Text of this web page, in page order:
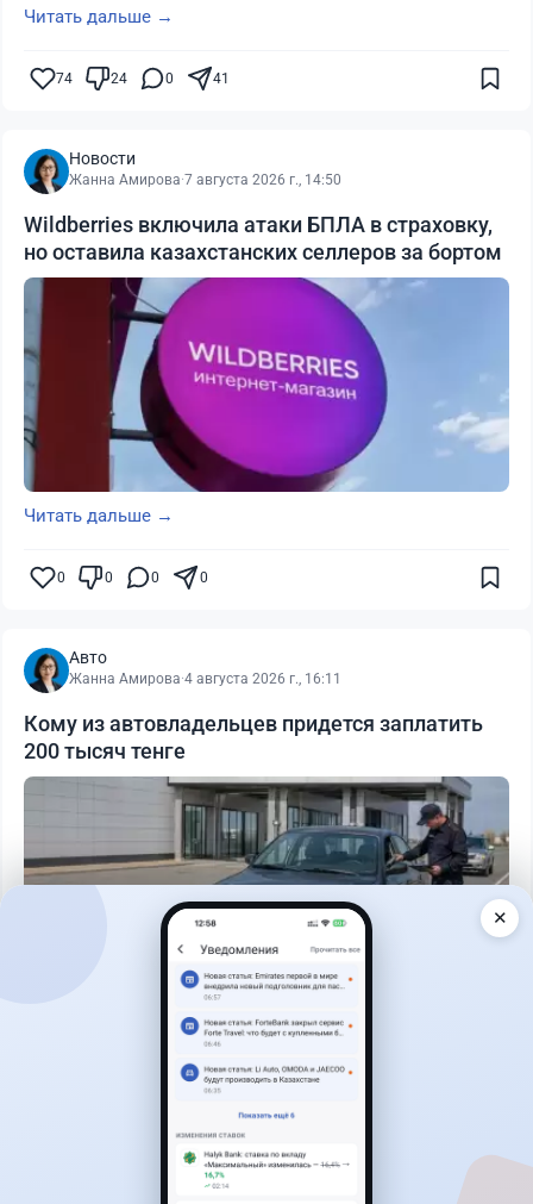
Читать дальше →
74 24 0 41
Новости
Жанна Амирова·7 августа 2026 г., 14:50
Wildberries включила атаки БПЛА в страховку,
но оставила казахстанских селлеров за бортом
Читать дальше →
0 0 0 0
Авто
Жанна Амирова·4 августа 2026 г., 16:11
Кому из автовладельцев придется заплатить
200 тысяч тенге
11
7 августа 2026 г., 16:11
✕